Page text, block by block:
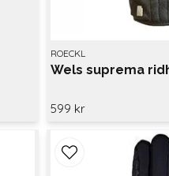
ROECKL
Wels suprema
599 kr